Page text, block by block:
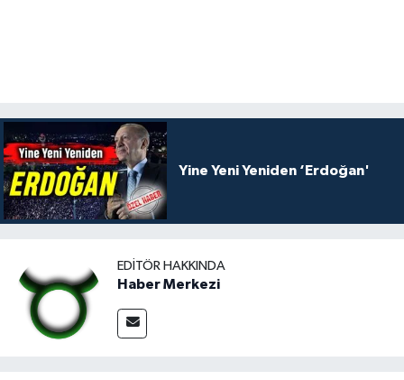
Yine Yeni Yeniden ‘Erdoğan'
EDITÖR HAKKINDA
Haber Merkezi